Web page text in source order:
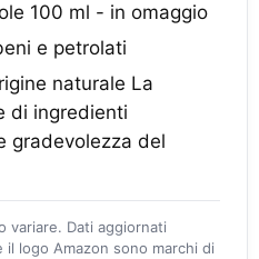
100 ml - in omaggio
e petrolati
naturale La
di ingredienti
gradevolezza del
variare. Dati aggiornati
il logo Amazon sono marchi di